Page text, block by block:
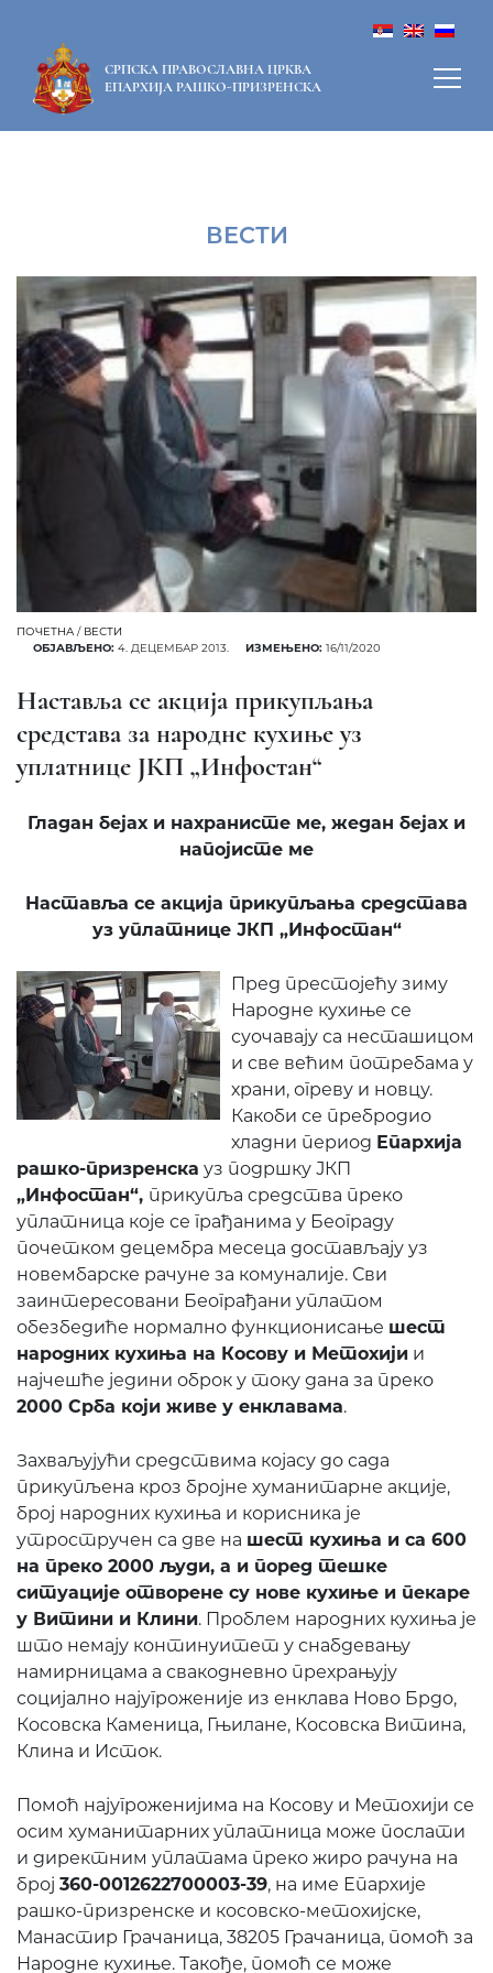
СРПСКА ПРАВОСЛАВНА ЦРКВА
ЕПАРХИЈА РАШКО-ПРИЗРЕНСКА
ВЕСТИ
ПОЧЕТНА / ВЕСТИ
ОБЈАВЉЕНО: 4. ДЕЦЕМБАР 2013. ИЗМЕЊЕНО: 16/11/2020
Наставља се акција прикупљања
средстава за народне кухиње уз
уплатнице ЈКП „Инфостан“
Гладан бејах и нахранисте ме, жедан бејах и
напојисте ме
Наставља се акција прикупљања средстава
уз уплатнице ЈКП „Инфостан“
Пред престојећу зиму
Народне кухиње се
суочавају са несташицом
и све већим потребама у
храни, огреву и новцу.
Кaкoби се пребродио
хладни период Епархија
рашко-призренска уз подршку ЈКП
„Инфостан“, прикупља средства преко
уплатница које се грађанима у Београду
почетком децембра месеца достављају уз
новембарске рачуне за комуналије. Сви
заинтересовани Београђани уплатом
обезбедиће нормално функционисање шест
народних кухиња на Косову и Метохији и
најчешће једини оброк у току дана за преко
2000 Срба који живе у енклавама.
Захваљујући средствима којасу до сада
прикупљена кроз бројне хуманитарне акције,
број народних кухиња и корисника је
утростручен са две на шест кухиња и са 600
на преко 2000 људи, а и поред тешке
ситуације отворене су нове кухиње и пекаре
у Витини и Клини. Проблем народних кухиња је
што немају континуитет у снабдевању
намирницама а свакодневно прехрањују
социјално најугроженије из енклава Ново Брдо,
Косовска Каменица, Гњилане, Косовска Витина,
Клина и Исток.
Помоћ најугроженијима на Косову и Метохији се
осим хуманитарних уплатница може послати
и директним уплатама преко жиро рачуна на
број 360-0012622700003-39, на име Епархије
рашко-призренске и косовско-метохијске,
Манастир Грачаница, 38205 Грачаница, помоћ за
Народне кухиње. Такође, помоћ се може